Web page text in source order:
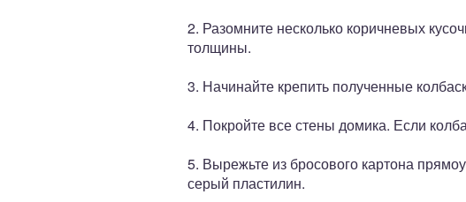
2. Разомните несколько коричневых
толщины.
3. Начинайте крепить полученные
4. Покройте все стены домика. Если
5. Вырежьте из бросового картона
серый пластилин.